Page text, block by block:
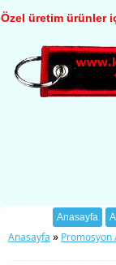
Özel üretim ürünler
Anasayfa
Anasayfa » Promosyon